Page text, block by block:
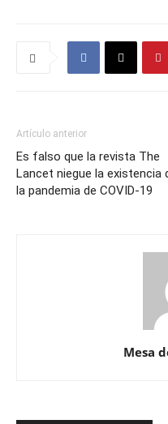
Artículo anterior
Es falso que la revista The
Lancet niegue la existencia
la pandemia de COVID-19
Mesa